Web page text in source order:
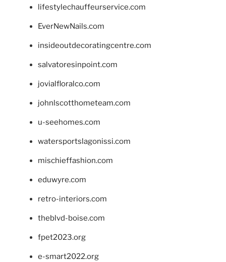
lifestylechauffeurservice.com
EverNewNails.com
insideoutdecoratingcentre.com
salvatoresinpoint.com
jovialfloralco.com
johnlscotthometeam.com
u-seehomes.com
watersportslagonissi.com
mischieffashion.com
eduwyre.com
retro-interiors.com
theblvd-boise.com
fpet2023.org
e-smart2022.org